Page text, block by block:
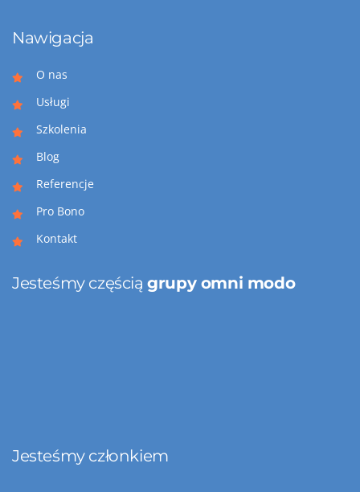
Nawigacja
O nas
Usługi
Szkolenia
Blog
Referencje
Pro Bono
Kontakt
Jesteśmy częściągrupy omni modo
Jesteśmy członkiem